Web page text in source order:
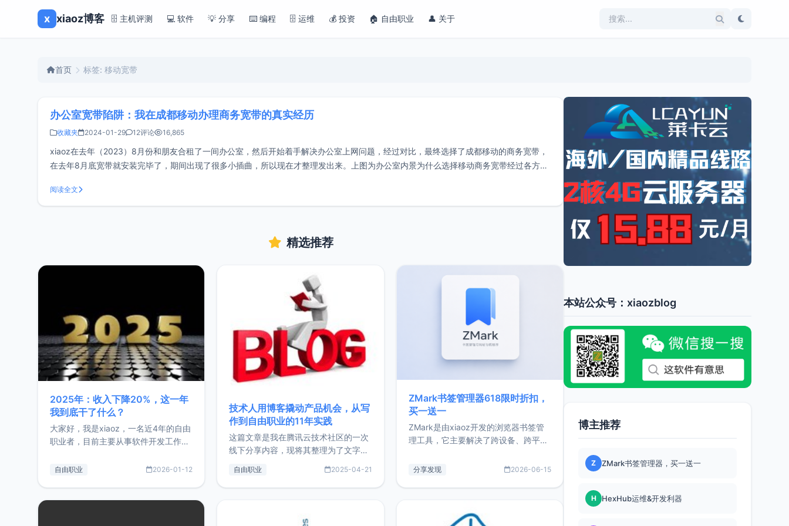
x xiaoz博客 🗄️ 主机评测 💻 软件 💡 分享 ⌨️ 编程 🗄️ 运维 💰 投资 🏠 自由职业 👤 关于
首页 标签: 移动宽带
办公室宽带陷阱：我在成都移动办理商务宽带的真实经历
收藏夹 2024-01-29 12评论 16,865
xiaoz在去年（2023）8月份和朋友合租了一间办公室，然后开始着手解决办公室上网问题，经过对比，最终选择了成都移动的商务宽带，
在去年8月底宽带就安装完毕了，期间出现了很多小插曲，所以现在才整理发出来。上图为办公室内景为什么选择移动商务宽带经过各方面
阅读全文
精选推荐
2025年：收入下降20%，这一年
我到底干了什么？
大家好，我是xiaoz，一名近4年的自由
职业者，目前主要从事软件开发工作。
的总结，内容主要包括：工作、学习、
自由职业 2026-01-12
技术人用博客撬动产品机会，从写
作到自由职业的11年实践
这篇文章是我在腾讯云技术社区的一次
线下分享内容，现将其整理为了文字
版，分享了写博客11年来的经历，以及
通过博客过渡到做产品和走向自由职业
的一个小故事。文中还首次公开了我的
自由职业 2025-04-21
ZMark书签管理器618限时折扣，
买一送一
ZMark是由xiaoz开发的浏览器书签管
理工具，它主要解决了跨设备、跨平
做到一处部署、随处访问。同时，它还
量级： 使用Bun + Hono.js
分享发现 2026-06-15
本站公众号：xiaozblog
博主推荐
Z ZMark书签管理器，买一送一
H HexHub运维&开发利器